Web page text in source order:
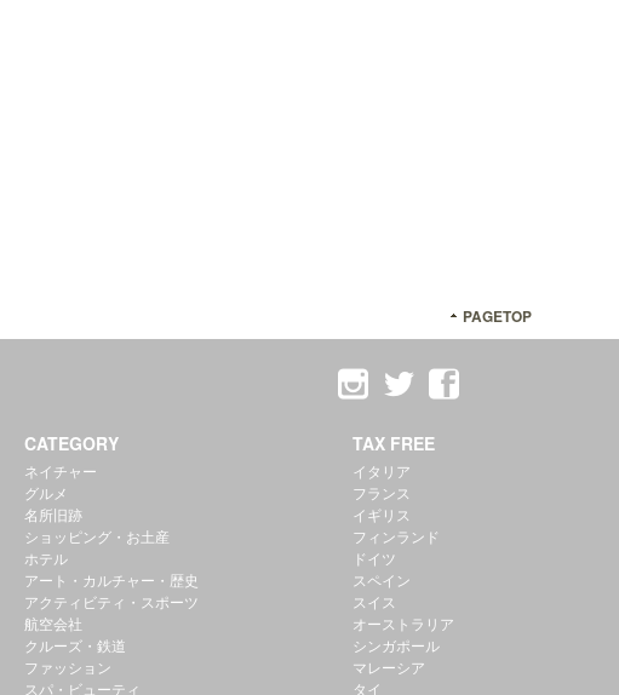
PAGETOP
CATEGORY
ネイチャー
グルメ
名所旧跡
ショッピング・お土産
ホテル
アート・カルチャー・歴史
アクティビティ・スポーツ
航空会社
クルーズ・鉄道
ファッション
スパ・ビューティ
TAX FREE
イタリア
フランス
イギリス
フィンランド
ドイツ
スペイン
スイス
オーストラリア
シンガポール
マレーシア
タイ